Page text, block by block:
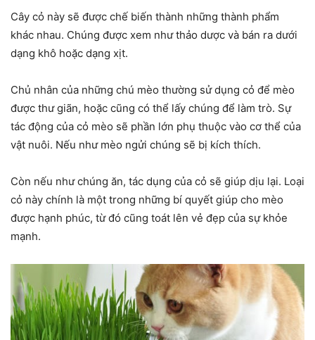
Cây cỏ này sẽ được chế biến thành những thành phẩm
khác nhau. Chúng được xem như thảo dược và bán ra dưới
dạng khô hoặc dạng xịt.
Chủ nhân của những chú mèo thường sử dụng cỏ để mèo
được thư giãn, hoặc cũng có thể lấy chúng để làm trò. Sự
tác động của cỏ mèo sẽ phần lớn phụ thuộc vào cơ thể của
vật nuôi. Nếu như mèo ngửi chúng sẽ bị kích thích.
Còn nếu như chúng ăn, tác dụng của cỏ sẽ giúp dịu lại. Loại
cỏ này chính là một trong những bí quyết giúp cho mèo
được hạnh phúc, từ đó cũng toát lên vẻ đẹp của sự khỏe
mạnh.